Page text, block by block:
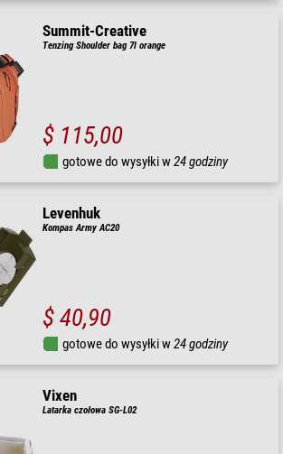
Summit-Creative
Tenzing Shoulder bag 7l orange
$ 115,00
gotowe do wysyłki w24 godziny
Levenhuk
Kompas Army AC20
$ 40,90
gotowe do wysyłki w24 godziny
Vixen
Latarka czołowa SG-L02